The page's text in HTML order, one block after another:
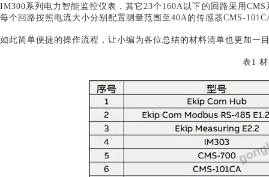
IM300系列电力智能监控仪表，其它23个160A以下的回路采用
每个回路按照电流大小分别配置测量范围至40A的传感器CMS-
如此简单便捷的操作流程，让小编为各位总结的材料清单也更加一
表 1